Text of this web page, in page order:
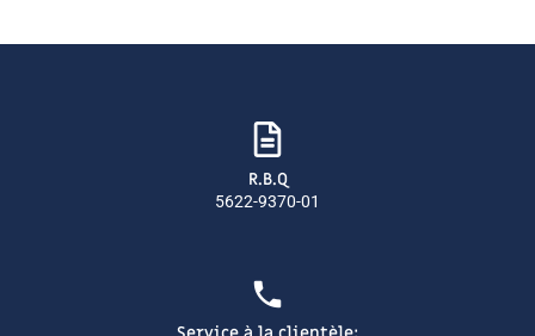
R.B.Q
5622-9370-01